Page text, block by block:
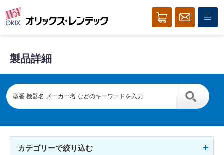
製品詳細
カテゴリーで絞り込む